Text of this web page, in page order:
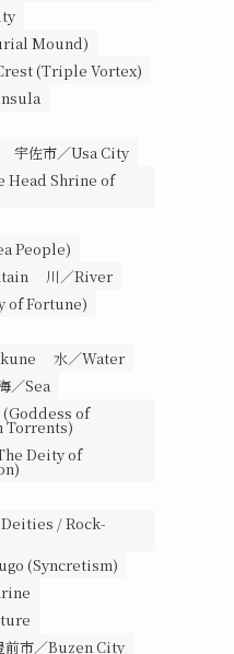
Mound)
(Triple Vortex)
宇佐市／Usa City
Head Shrine of
People)
川／River
of Fortune)
水／Water
／Sea
of
Torrents)
Deity of
/ Rock-
(Syncretism)
前市／Buzen City